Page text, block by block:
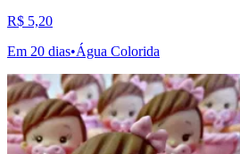
R$ 5,20
Em 20 dias•Água Colorida